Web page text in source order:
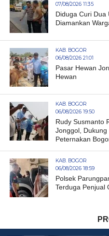
07/08/2026 11:35
Diduga Curi Dua
Diamankan
KAB. BOGOR
06/08/2026 21:01
Pasar Hewan
Hewan
KAB. BOGOR
06/08/2026 19:50
Rudy Susmanto
Jonggol,
Peternakan
KAB. BOGOR
06/08/2026 18:59
Polsek
Terduga Penjual